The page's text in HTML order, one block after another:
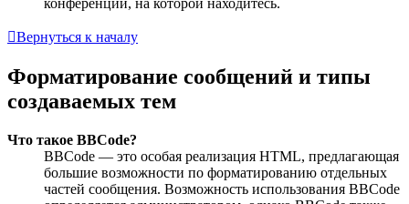
Вернуться к началу
Форматирование сообщений и типы
создаваемых тем
Что такое BBCode?
BBCode — это особая реализация HTML, предлагающая
большие возможности по форматированию отдельных
частей сообщения. Возможность использования BBCode